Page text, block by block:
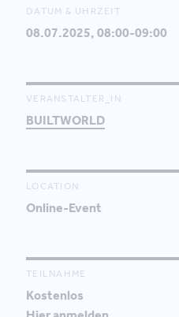
DATUM & UHRZEIT
08.07.2025, 08:00-09:00
VERANSTALTER_IN
BUILTWORLD
LOCATION
Online-Event
TEILNAHME
Kostenlos